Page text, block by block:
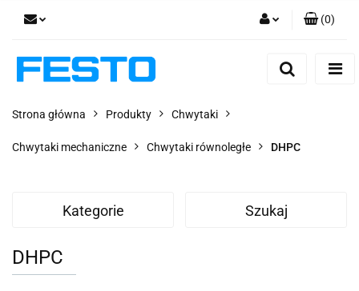
Dodaj zgłoszenie
(0)
Strona główna Produkty Chwytaki
Chwytaki mechaniczne Chwytaki równoległe DHPC
Kategorie Szukaj
DHPC